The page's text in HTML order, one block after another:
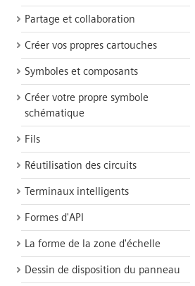
Partage et collaboration
Créer vos propres cartouches
Symboles et composants
Créer votre propre symbole
schématique
Fils
Réutilisation des circuits
Terminaux intelligents
Formes d'API
La forme de la zone d'échelle
Dessin de disposition du panneau